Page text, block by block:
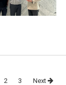
2 3 Next